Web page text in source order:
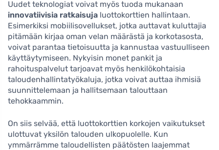
Uudet teknologiat voivat myös tuoda mukanaan
innovatiivisia ratkaisuja luottokorttien hallintaan.
Esimerkiksi mobiilisovellukset, jotka auttavat kuluttajia
pitämään kirjaa oman velan määrästä ja korkotasosta,
voivat parantaa tietoisuutta ja kannustaa vastuulliseen
käyttäytymiseen. Nykyisin monet pankit ja
rahoituspalvelut tarjoavat myös henkilökohtaisia
taloudenhallintatyökaluja, jotka voivat auttaa ihmisiä
suunnittelemaan ja hallitsemaan talouttaan
tehokkaammin.
On siis selvää, että luottokorttien korkojen vaikutukset
ulottuvat yksilön talouden ulkopuolelle. Kun
ymmärrämme taloudellisten päätösten laajemmat